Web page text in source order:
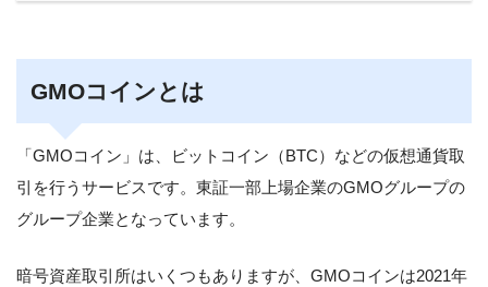
GMOコインとは
「GMOコイン」は、ビットコイン（BTC）などの仮想通貨取
引を行うサービスです。東証一部上場企業のGMOグループの
グループ企業となっています。
暗号資産取引所はいくつもありますが、GMOコインは2021年